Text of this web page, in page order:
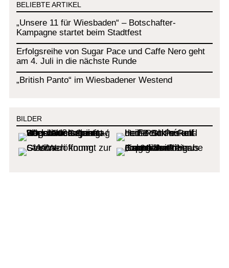
BELIEBTE ARTIKEL
„Unsere 11 für Wiesbaden“ – Botschafter-
Kampagne startet beim Stadtfest
Erfolgsreihe von Sugar Pace und Caffe Nero geht
am 4. Juli in die nächste Runde
„British Panto“ im Wiesbadener Westend
BILDER